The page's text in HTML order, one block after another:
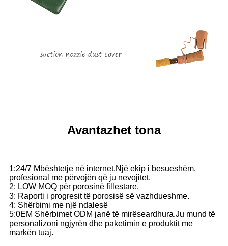
Avantazhet tona
1:24/7 Mbështetje në internet.Një ekip i besueshëm,
profesional me përvojën që ju nevojitet.
2: LOW MOQ për porosinë fillestare.
3: Raporti i progresit të porosisë së vazhdueshme.
4: Shërbimi me një ndalesë
5:0EM Shërbimet ODM janë të mirëseardhura.Ju mund të
personalizoni ngjyrën dhe paketimin e produktit me
markën tuaj.